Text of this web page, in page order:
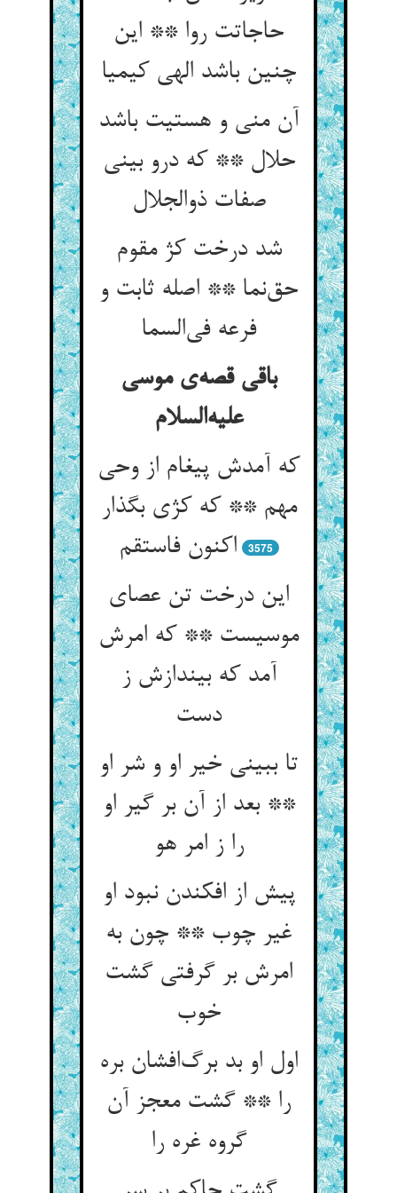
حاجاتت روا ** این
چنین باشد الهی کیمیا
آن منی و هستیت باشد
حلال ** که درو بینی
صفات ذوالجلال
شد درخت کژ مقوم
حق‌نما ** اصله ثابت و
فرعه فی‌السما
باقی قصه‌ی موسی
علیه‌السلام
که آمدش پیغام از وحی
مهم ** که کژی بگذار
اکنون فاستقم
3575
این درخت تن عصای
موسیست ** که امرش
آمد که بیندازش ز
دست
تا ببینی خیر او و شر او
** بعد از آن بر گیر او
را ز امر هو
پیش از افکندن نبود او
غیر چوب ** چون به
امرش بر گرفتی گشت
خوب
اول او بد برگ‌افشان بره
را ** گشت معجز آن
گروه غره را